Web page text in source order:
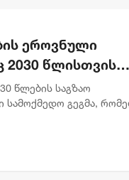
ეროვნული
2030 წლისთვის
25%-
წლების საგზაო
სამოქმედო გეგმა,